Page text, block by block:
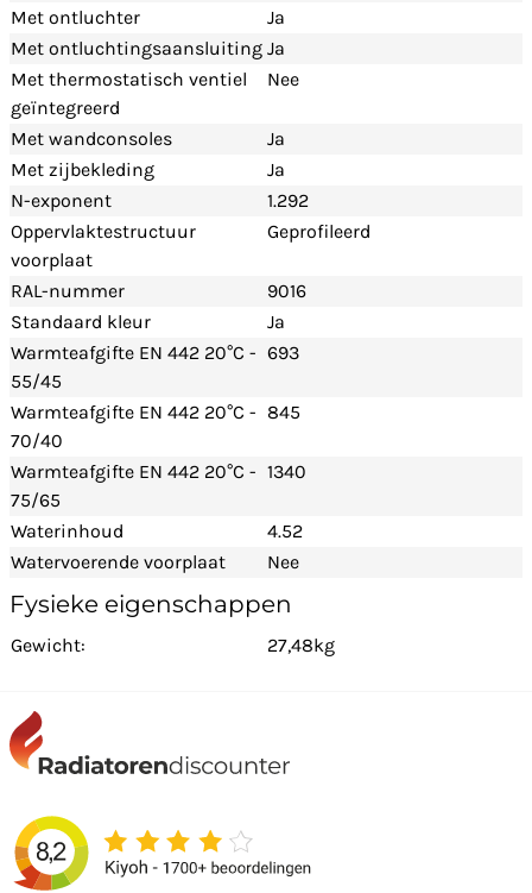
Met ontluchter
Ja
Met ontluchtingsaansluiting Ja
Met thermostatisch ventiel
geïntegreerd
Nee
Met wandconsoles
Ja
Met zijbekleding
Ja
N-exponent
1.292
Oppervlaktestructuur
voorplaat
Geprofileerd
RAL-nummer
9016
Standaard kleur
Ja
Warmteafgifte EN 442 20°C -
55/45
693
Warmteafgifte EN 442 20°C -
70/40
845
Warmteafgifte EN 442 20°C -
75/65
1340
Waterinhoud
4.52
Watervoerende voorplaat
Nee
Fysieke eigenschappen
Gewicht: 27,48kg